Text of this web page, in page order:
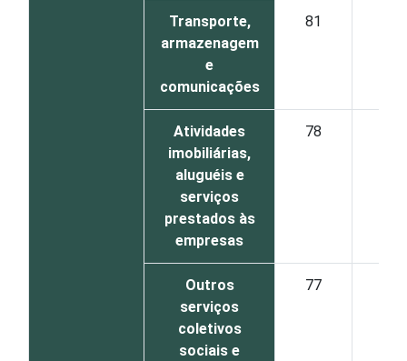
Transporte,
armazenagem
e
comunicações
81
Atividades
imobiliárias,
aluguéis e
serviços
prestados às
empresas
78
Outros
serviços
coletivos
sociais e
77